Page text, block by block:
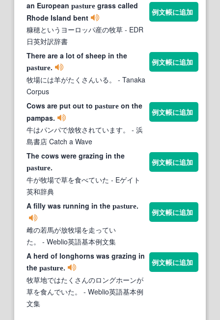
an European pasture grass called
Rhode Island bent
糠穂というヨーロッパ産の牧草 - EDR
日英対訳辞書
例文帳に追加
There are a lot of sheep in the
pasture.
牧場には羊がたくさんいる。
- Tanaka
Corpus
例文帳に追加
Cows are put out to pasture on the
pampas.
牛はパンパで放牧されています。
- 浜
島書店 Catch a Wave
例文帳に追加
The cows were grazing in the
pasture.
牛が牧場で草を食べていた - Eゲイト
英和辞典
例文帳に追加
A filly was running in the pasture.
雌の若馬が放牧場を走ってい
た。
- Weblio英語基本例文集
例文帳に追加
A herd of longhorns was grazing in
the pasture.
牧草地ではたくさんのロングホーンが
草を食んでいた。
- Weblio英語基本例
文集
例文帳に追加